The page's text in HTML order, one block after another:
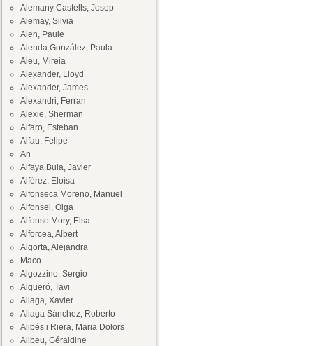
Alemany Castells, Josep
Alemay, Silvia
Alen, Paule
Alenda González, Paula
Aleu, Mireia
Alexander, Lloyd
Alexander, James
Alexandri, Ferran
Alexie, Sherman
Alfaro, Esteban
Alfau, Felipe
An
Alfaya Bula, Javier
Alférez, Eloísa
Alfonseca Moreno, Manuel
Alfonsel, Olga
Alfonso Mory, Elsa
Alforcea, Albert
Algorta, Alejandra
Maco
Algozzino, Sergio
Algueró, Tavi
Aliaga, Xavier
Aliaga Sánchez, Roberto
Alibés i Riera, Maria Dolors
Alibeu, Géraldine